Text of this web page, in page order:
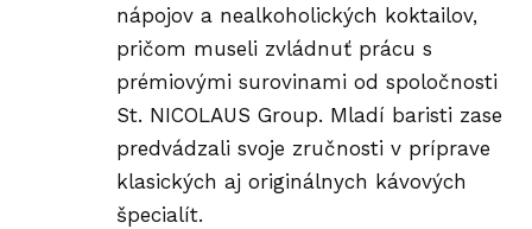
nápojov a nealkoholických koktailov,
pričom museli zvládnuť prácu s
prémiovými surovinami od spoločnosti
St. NICOLAUS Group. Mladí baristi zase
predvádzali svoje zručnosti v príprave
klasických aj originálnych kávových
špecialít.